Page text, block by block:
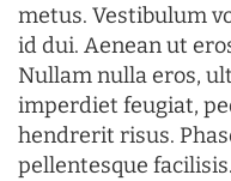
metus. Vestibulum
id dui. Aenean ut
Nullam nulla eros,
imperdiet feugiat,
hendrerit risus.
pellentesque